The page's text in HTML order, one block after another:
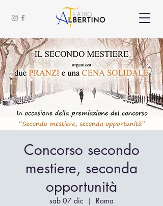
Concorso secondo
mestiere, seconda
opportunità
sab 07 dic
  |
Roma